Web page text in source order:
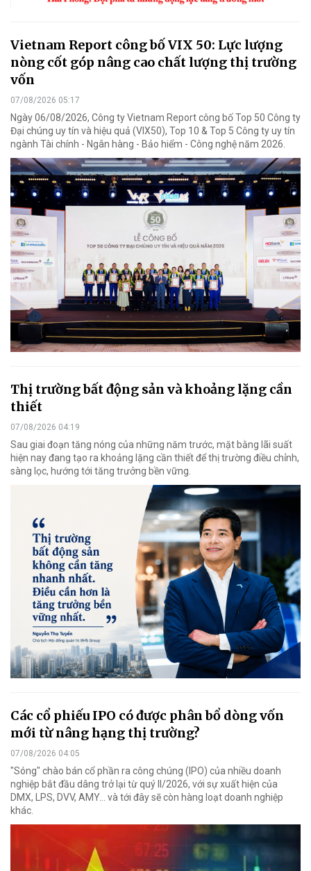
Vietnam Report công bố VIX 50: Lực lượng
nòng cốt góp nâng cao chất lượng thị trường
vốn
07/08/2026 05:17
Ngày 06/08/2026, Công ty Vietnam Report công bố Top 50 Công ty
Đại chúng uy tín và hiệu quả (VIX50), Top 10 & Top 5 Công ty uy tín
ngành Tài chính - Ngân hàng - Bảo hiểm - Công nghệ năm 2026.
Thị trường bất động sản và khoảng lặng cần
thiết
07/08/2026 04:19
Sau giai đoạn tăng nóng của những năm trước, mặt bằng lãi suất
hiện nay đang tạo ra khoảng lặng cần thiết để thị trường điều chỉnh,
sàng lọc, hướng tới tăng trưởng bền vững.
Các cổ phiếu IPO có được phân bổ dòng vốn
mới từ nâng hạng thị trường?
07/08/2026 04:05
"Sóng" chào bán cổ phần ra công chúng (IPO) của nhiều doanh
nghiệp bắt đầu dâng trở lại từ quý II/2026, với sự xuất hiện của
DMX, LPS, DVV, AMY... và tới đây sẽ còn hàng loạt doanh nghiệp
khác.